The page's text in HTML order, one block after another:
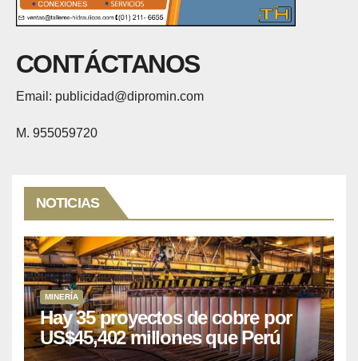
CONTÁCTANOS
Email: publicidad@dipromin.com
M. 955059720
NOTICIAS
MINERÍA
Hay 35 proyectos de cobre por
US$45,402 millones que Perú